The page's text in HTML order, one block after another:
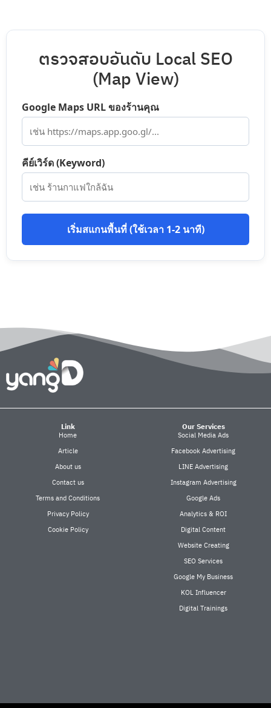
ตรวจสอบอันดับ Local SEO
(Map View)
Google Maps URL ของร้านคุณ
คีย์เวิร์ด (Keyword)
เริ่มสแกนพื้นที่ (ใช้เวลา 1-2 นาที)
Link
Home
Article
About us
Contact us
Terms and Conditions
Privacy Policy
Cookie Policy
Our Services
Social Media Ads
Facebook Advertising
LINE Advertising
Instagram Advertising
Google Ads
Analytics & ROI
Digital Content
Website Creating
SEO Services
Google My Business
KOL Influencer
Digital Trainings